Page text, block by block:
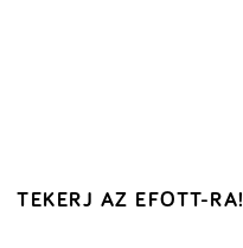
TEKERJ AZ EFOTT-RA!